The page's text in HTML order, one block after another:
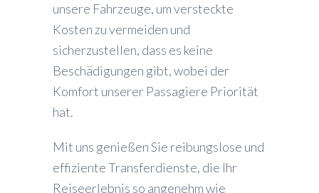
unsere Fahrzeuge, um versteckte
Kosten zu vermeiden und
sicherzustellen, dass es keine
Beschädigungen gibt, wobei der
Komfort unserer Passagiere Priorität
hat.
Mit uns genießen Sie reibungslose und
effiziente Transferdienste, die Ihr
Reiseerlebnis so angenehm wie